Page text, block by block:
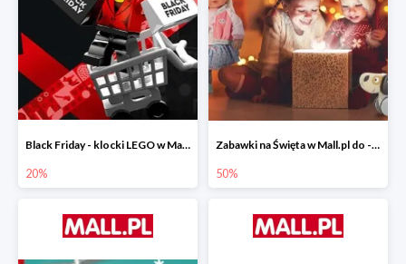
Black Friday - klocki LEGO w Mall.pl do -20%
20%
Zabawki na Święta w Mall.pl do -50%
50%